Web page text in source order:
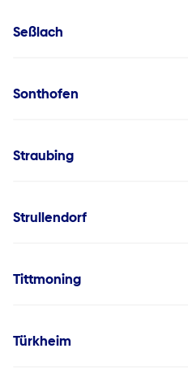
Seßlach
Sonthofen
Straubing
Strullendorf
Tittmoning
Türkheim